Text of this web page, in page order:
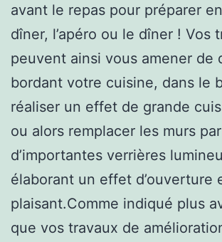
avant le repas pour préparer
dîner, l’apéro ou le dîner ! Vos
peuvent ainsi vous amener de
bordant votre cuisine, dans le
réaliser un effet de grande
ou alors remplacer les murs par
d’importantes verrières
élaborant un effet d’ouverture
plaisant.Comme indiqué plus
que vos travaux de